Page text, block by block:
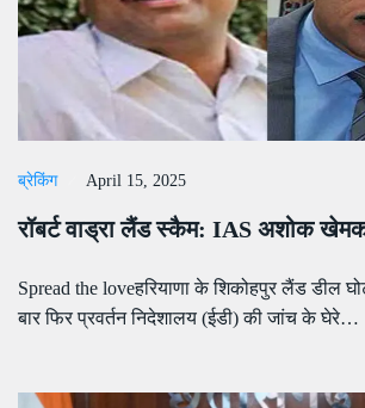
ब्रेकिंग April 15, 2025
रॉबर्ट वाड्रा लैंड स्कैम: IAS अशोक
Spread the loveहरियाणा के शिकोहपुर लैंड डील
बार फिर प्रवर्तन निदेशालय (ईडी) की जांच के घेरे…